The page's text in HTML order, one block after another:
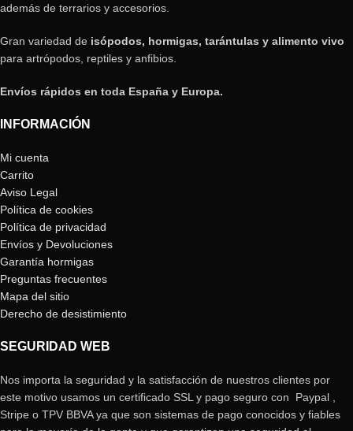
además de terrarios y accesorios.
Gran variedad de isópodos, hormigas, tarántulas y alimento vivo
para artrópodos, reptiles y anfibios.
Envíos rápidos en toda España y Europa.
INFORMACIÓN
Mi cuenta
Carrito
Aviso Legal
Política de cookies
Política de privacidad
Envíos y Devoluciones
Garantía hormigas
Preguntas frecuentes
Mapa del sitio
Derecho de desistimiento
SEGURIDAD WEB
Nos importa la seguridad y la satisfacción de nuestros clientes por
este motivo usamos un certificado SSL y pago seguro con Paypal ,
Stripe o TPV BBVA ya que son sistemas de pago conocidos y fiables